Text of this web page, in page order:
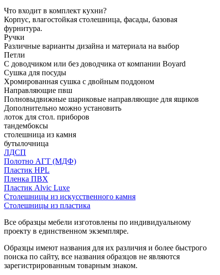
Что входит в комплект кухни?
Корпус, влагостойкая столешница, фасады, базовая
фурнитура.
Ручки
Различные варианты дизайна и материала на выбор
Петли
С доводчиком или без доводчика от компании Boyard
Сушка для посуды
Хромированная сушка с двойным поддоном
Направляющие пвш
Полновыдвижные шариковые направляющие для ящиков
Дополнительно можно установить
лоток для стол. приборов
тандембоксы
столешница из камня
бутылочница
ЛДСП
Полотно АГТ (МДФ)
Пластик HPL
Пленка ПВХ
Пластик Alvic Luxe
Столешницы из искусственного камня
Столешницы из пластика
Все образцы мебели изготовлены по индивидуальному
проекту в единственном экземпляре.
Образцы имеют названия для их различия и более быстрого
поиска по сайту, все названия образцов не являются
зарегистрированным товарным знаком.